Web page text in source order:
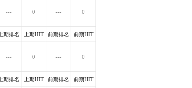
--- 0 --- 0
上期排名 上期HIT 前期排名 前期HIT
--- 0 --- 0
上期排名 上期HIT 前期排名 前期HIT